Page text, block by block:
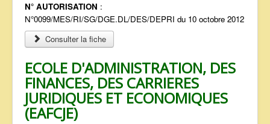
N° AUTORISATION :
N°0099/MES/RI/SG/DGE.DL/DES/DEPRI du 10 octobre 2012
Consulter la fiche
ECOLE D'ADMINISTRATION, DES
FINANCES, DES CARRIERES
JURIDIQUES ET ECONOMIQUES
(EAFCJE)